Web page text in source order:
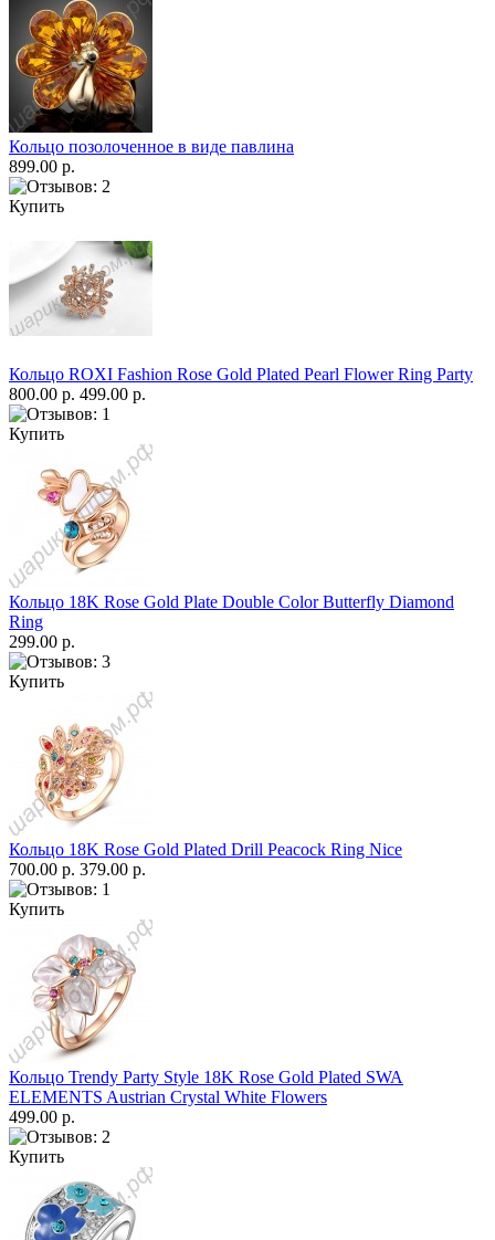
Кольцо позолоченное в виде павлина
899.00 р.
Купить
Кольцо ROXI Fashion Rose Gold Plated Pearl Flower Ring Party
800.00 р. 499.00 р.
Купить
Кольцо 18K Rose Gold Plate Double Color Butterfly Diamond
Ring
299.00 р.
Купить
Кольцо 18K Rose Gold Plated Drill Peacock Ring Nice
700.00 р. 379.00 р.
Купить
Кольцо Trendy Party Style 18K Rose Gold Plated SWA
ELEMENTS Austrian Crystal White Flowers
499.00 р.
Купить